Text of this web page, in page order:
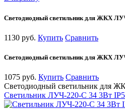
Светодиодный светильник для ЖКХ
1130 руб. Купить Сравнить
Светодиодный светильник для ЖКХ
1075 руб. Купить Сравнить
Светодиодный светильник для
Светильник ЛУЧ-220-С 34 3Вт